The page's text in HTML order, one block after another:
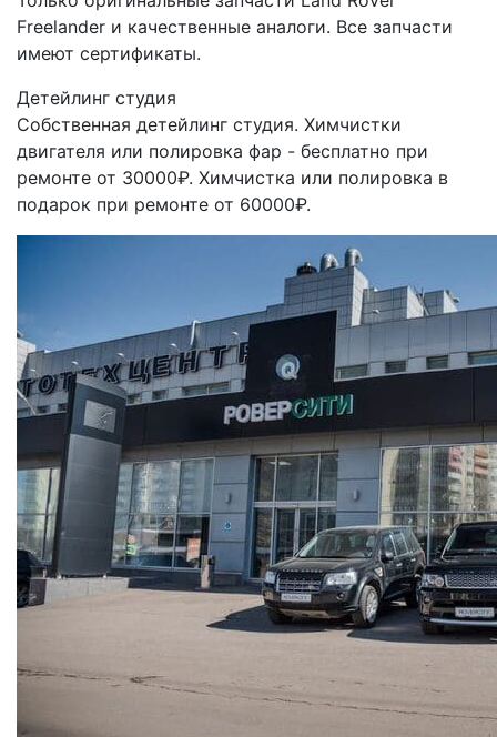
Freelander и качественные аналоги. Все запчасти
имеют сертификаты.
Детейлинг студия
Собственная детейлинг студия. Химчистки
двигателя или полировка фар - бесплатно при
ремонте от 30000₽. Химчистка или полировка в
подарок при ремонте от 60000₽.